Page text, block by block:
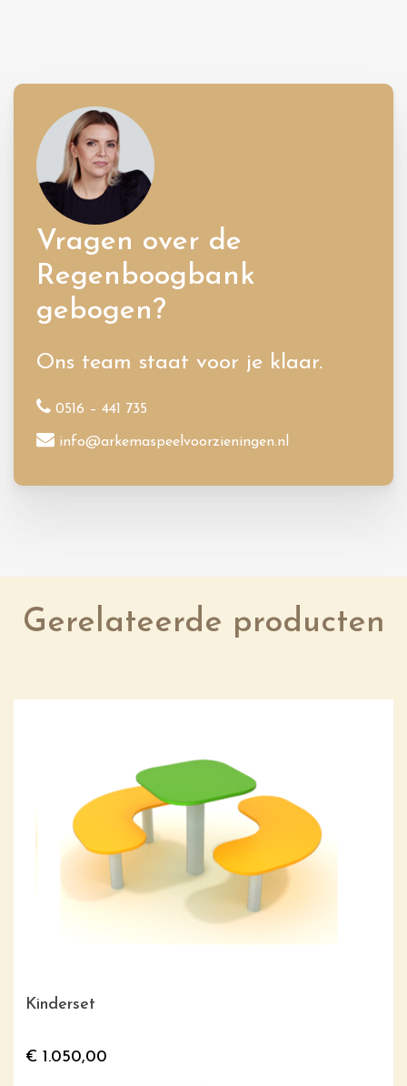
Vragen over de
Regenboogbank
gebogen?
Ons team staat voor je klaar.
0516 – 441 735
info@arkemaspeelvoorzieningen.nl
Gerelateerde producten
Kinderset
€ 1.050,00